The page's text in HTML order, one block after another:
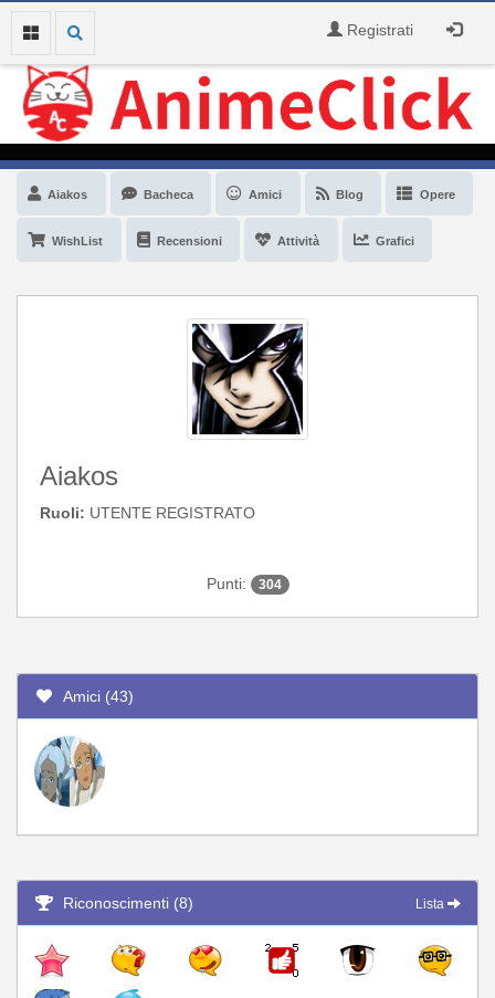
Registrati
Aiakos Bacheca Amici Blog Opere
WishList Recensioni Attività Grafici
Aiakos
Ruoli: UTENTE REGISTRATO
Punti: 304
Amici (43)
Riconoscimenti (8) Lista